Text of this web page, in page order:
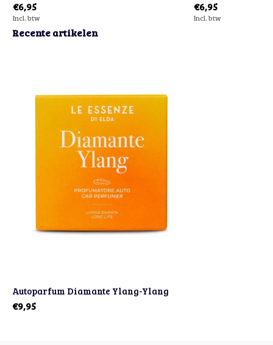
€6,95
Incl. btw
€6,95
Incl. btw
Recente artikelen
Autoparfum Diamante Ylang-Ylang
€9,95